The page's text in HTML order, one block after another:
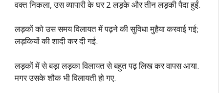
वक्त निकला, उस व्यापारी के घर 2 लड़के और तीन लड़की पैदा हुईं.
लड़कों को उस समय विलायत में पढ़ने की सुविधा मुहैया करवाई गई;
लड़कियों की शादी कर दी गई.
लड़कों में से बड़ा लड़का विलायत से बहुत पढ़ लिख कर वापस आया.
मगर उसके शौक भी विलायती हो गए.